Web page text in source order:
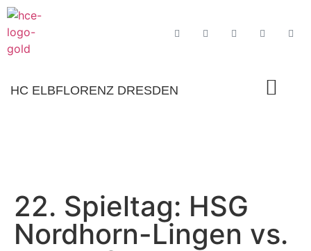
HC ELBFLORENZ DRESDEN
22. Spieltag: HSG
Nordhorn-Lingen vs.